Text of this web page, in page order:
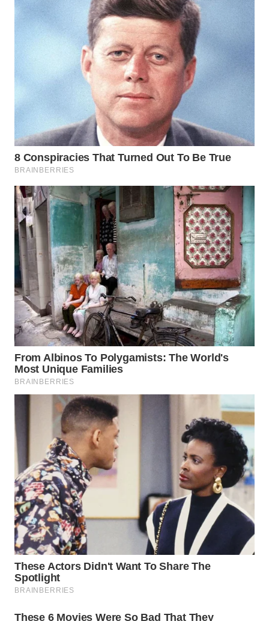
WN
INDRAMAYU
KUNINGAN
MAJALENGKA
WN
SUBANG
WN
SUKABUMI
WN
PURWAKARTA
WN
PRIANGAN
TIMUR
WN
SEMARANG
WN
WN
BOROBUDUR
WN
MADURA
WN
SURABAYA
WN
NATUNA
WN